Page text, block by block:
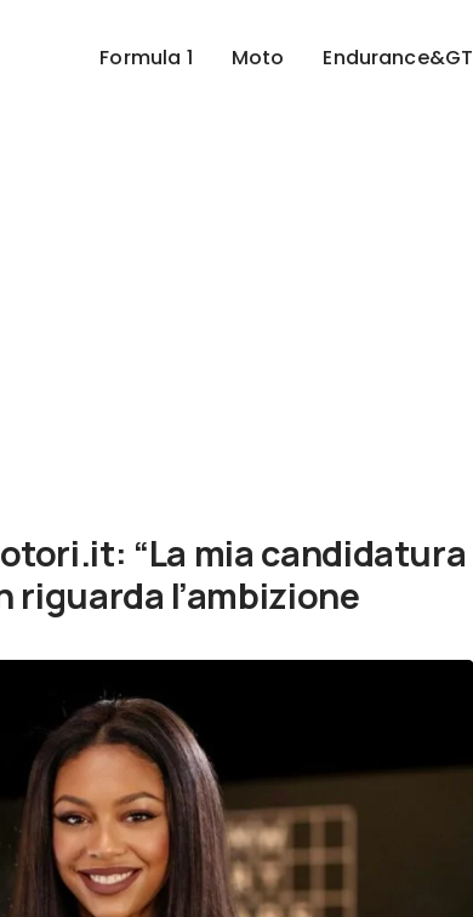
Formula 1 Moto Endurance&GT
“La mia candidatura
riguarda l’ambizione